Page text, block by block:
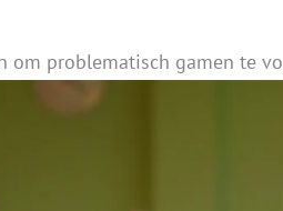
om problematisch gamen te